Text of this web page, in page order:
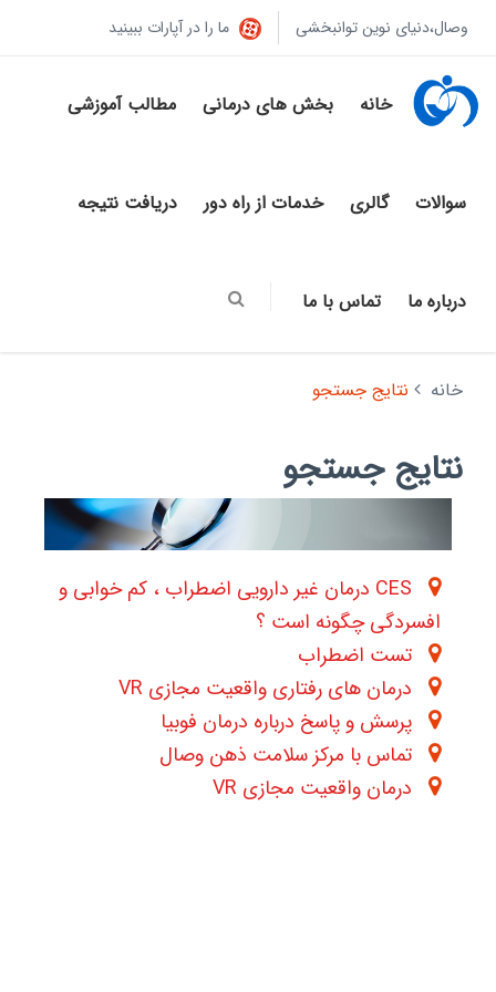
وصال،دنیای نوین توانبخشی ما را در آپارات ببینید
خانه بخش های درمانی مطالب آموزشی
سوالات گالری خدمات از راه دور دریافت نتیجه
درباره ما تماس با ما
خانه نتایج جستجو
نتایج جستجو
CES درمان غیر دارویی اضطراب ، کم خوابی و
افسردگی چگونه است ؟
تست اضطراب
درمان های رفتاری واقعیت مجازی VR
پرسش و پاسخ درباره درمان فوبیا
تماس با مرکز سلامت ذهن وصال
درمان واقعیت مجازی VR